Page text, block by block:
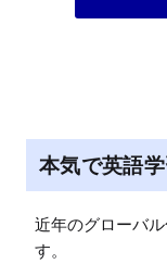
本気で英語
近年のグローバ
す。